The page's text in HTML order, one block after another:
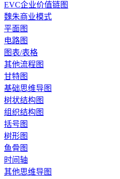
EVC企业价值链图
魏朱商业模式
平面图
电路图
图表/表格
其他流程图
甘特图
基础思维导图
树状结构图
组织结构图
括号图
树形图
鱼骨图
时间轴
其他思维导图